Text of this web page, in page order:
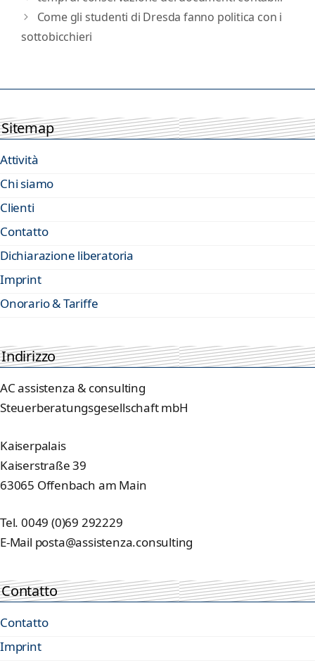
Come gli studenti di Dresda fanno politica con i
sottobicchieri
Sitemap
Attività
Chi siamo
Clienti
Contatto
Dichiarazione liberatoria
Imprint
Onorario & Tariffe
Indirizzo
AC assistenza & consulting
Steuerberatungsgesellschaft mbH
Kaiserpalais
Kaiserstraße 39
63065 Offenbach am Main
Tel. 0049 (0)69 292229
E-Mail posta@assistenza.consulting
Contatto
Contatto
Imprint